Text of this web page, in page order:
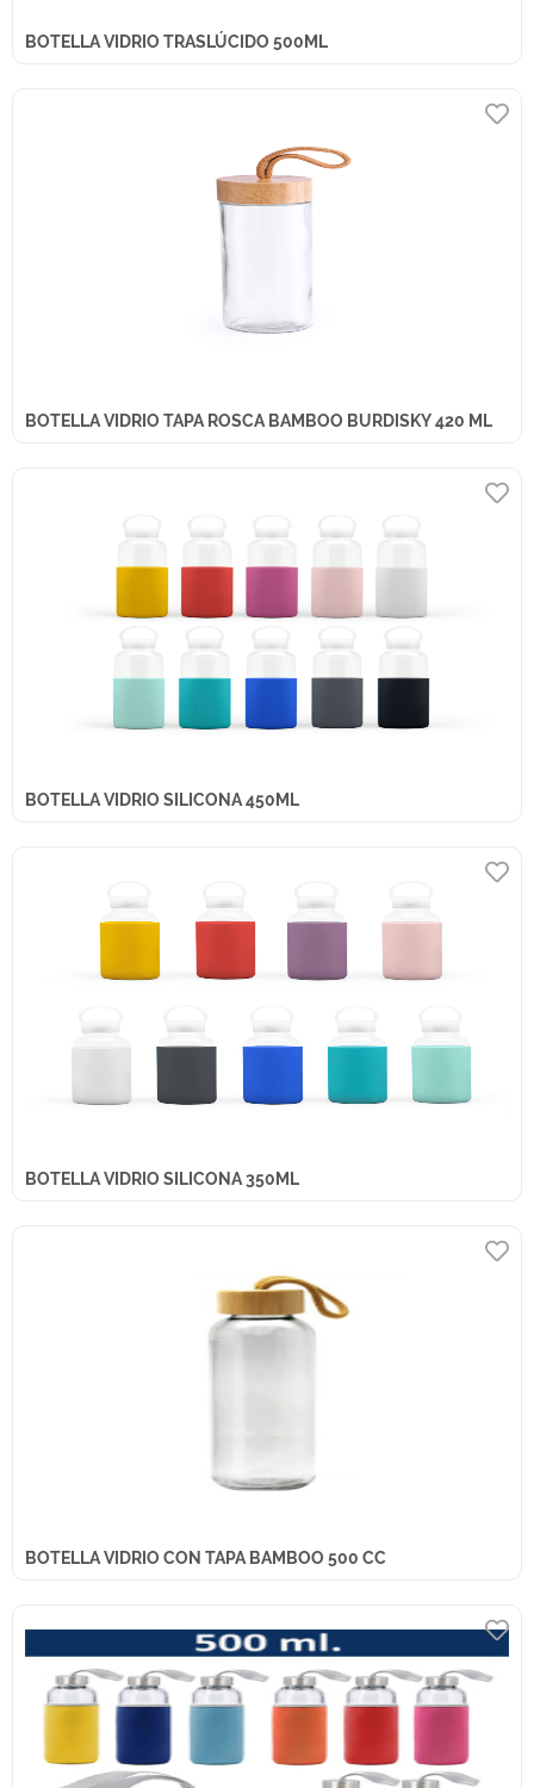
BOTELLA VIDRIO TRASLÚCIDO 500ML
BOTELLA VIDRIO TAPA ROSCA BAMBOO BURDISKY 420 ML
BOTELLA VIDRIO SILICONA 450ML
BOTELLA VIDRIO SILICONA 350ML
BOTELLA VIDRIO CON TAPA BAMBOO 500 CC